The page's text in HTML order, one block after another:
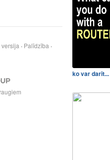
Palīdzība
ko var darīt...